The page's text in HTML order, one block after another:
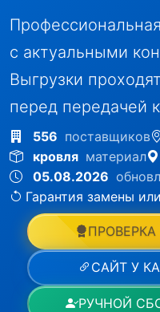
с актуальными
Выгрузки
перед передачей
556 поставщиков
кровля материал
05.08.2026
Гарантия замены
САЙТ У
РУЧНОЙ